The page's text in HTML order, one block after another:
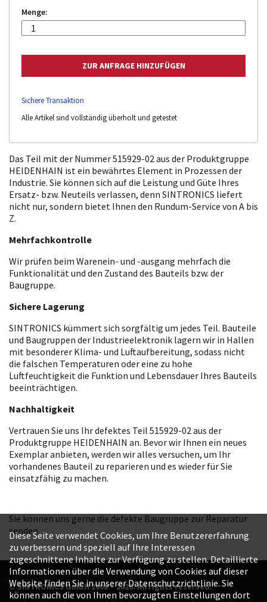
Menge:
Sichere Transaktion
Alle Artikel sind vollständig überholt und getestet
Das Teil mit der Nummer 515929-02 aus der Produktgruppe
HEIDENHAIN ist ein bewährtes Element in Prozessen der
Industrie. Sie können sich auf die Leistung und Güte Ihres
Ersatz- bzw. Neuteils verlassen, denn SINTRONICS liefert
nicht nur, sondern bietet Ihnen den Rundum-Service von A bis
Z.
Mehrfachkontrolle
Wir prüfen beim Warenein- und -ausgang mehrfach die
Funktionalität und den Zustand des Bauteils bzw. der
Baugruppe.
Sichere Lagerung
SINTRONICS kümmert sich sorgfältig um jedes Teil. Bauteile
und Baugruppen der Industrieelektronik lagern wir in Hallen
mit besonderer Klima- und Luftaufbereitung, sodass nicht
die falschen Temperaturen oder eine zu hohe
Luftfeuchtigkeit die Funktion und Lebensdauer Ihres Bauteils
beeinträchtigen.
Nachhaltigkeit
Vertrauen Sie uns Ihr defektes Teil 515929-02 aus der
Produktgruppe HEIDENHAIN an. Bevor wir Ihnen ein neues
Exemplar anbieten, werden wir alles versuchen, um Ihr
vorhandenes Bauteil zu reparieren und es wieder für Sie
einsatzfähig zu machen.
Sie können uns gerne die defekte Baugruppe zur Reparatur
senden.
© SINTRONICS GmbH 2008 – 2026. All rights reserved.
Diese Seite verwendet Cookies, um Ihre Benutzererfahrung
zu verbessern und speziell auf Ihre Interessen
zugeschnittene Inhalte zur Verfügung zu stellen. Detaillierte
Informationen über die Verwendung von Cookies auf dieser
Website finden Sie in unserer Datenschutzrichtlinie. Sie
können auch die von Ihnen bevorzugten Einstellungen dort